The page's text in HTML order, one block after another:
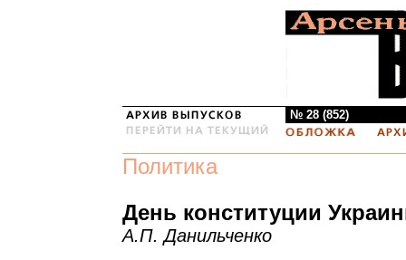
№ 28 (852)
Политика
День конституции
А.П. Данильченко